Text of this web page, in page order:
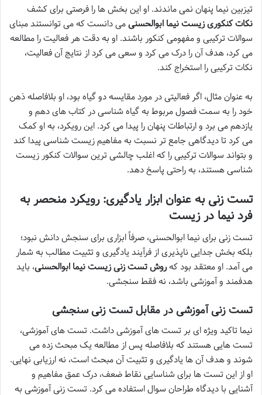
تیزبین نیما پنهان نمی ماندند. او این بخش ها را فرصتی برای کشف
نکات کنکوری زیست نیما ابوالحسنیمی دانست که می توانستند مبنای
سوالات ترکیبی و مفهومی کنکور باشند. او به دقت هر فعالیت را مطالعه
می کرد، هدف آن را درک می کرد و سعی می کرد از نتایج آن فعالیت،
نکات ترکیبی را استخراج کند.
به عنوان مثال، اگر فعالیتی در مورد مقایسه دو گیاه بود، او بلافاصله ذهن
خود را به سمت فصول مربوط به گیاه شناسی در کتاب های دهم و
یازدهم می برد و ارتباطات پنهان را پیدا می کرد. این رویکرد، به او کمک
می کرد تا دیدگاهی جامع تر نسبت به مفاهیم زیست شناسی پیدا کند
و بتواند سوالات ترکیبی را که اغلب چالشی ترین سوالات کنکور زیست
شناسی هستند، به راحتی پاسخ دهد.
تست زنی به عنوان ابزار یادگیری: رویکرد منحصر به
فرد نیما در زیست
تست زنی برای نیما ابوالحسنی، صرفاً ابزاری برای سنجش دانش نبود؛
بلکه بخش جدایی ناپذیری از فرآیند یادگیری و تثبیت مطالب به شمار
می آمد. او معتقد بود کهروش تست زنی زیست نیما ابوالحسنی، باید
هدفمند و آموزشی باشد، نه فقط سنجشی.
تست زنی آموزشی در مقابل تست زنی سنجشی
نیما تاکید ویژه ای بر تست های آموزشی داشت. تست های آموزشی،
تست هایی هستند که بلافاصله پس از مطالعه یک مبحث زده می
شوند و هدف آن ها یادگیری و تثبیت آن مبحث است، نه ارزیابی نهایی.
او از این تست ها برای شناسایی نقاط ضعف، درک عمق مفاهیم و
آشنایی با دیدگاه طراحان سوال استفاده می کرد. تست زنی آموزشی به